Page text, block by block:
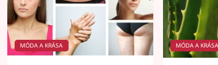
MÓDA A KRÁSA MÓDA A